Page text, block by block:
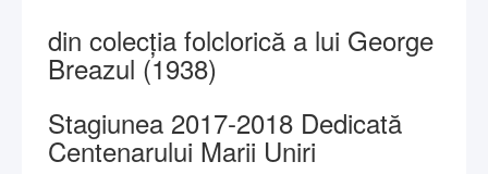
din colecția folclorică a lui George
Breazul (1938)
Stagiunea 2017-2018 Dedicată
Centenarului Marii Uniri